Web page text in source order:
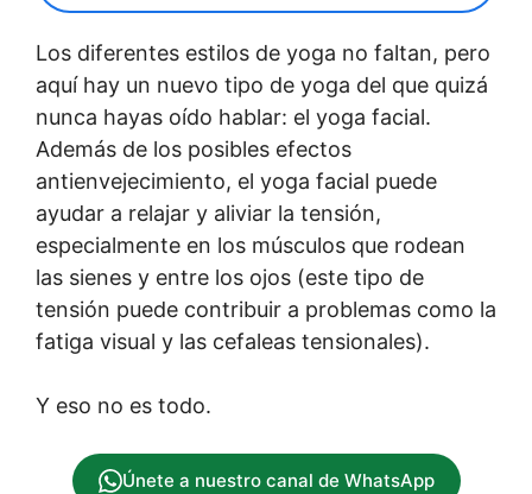
Los diferentes estilos de yoga no faltan, pero
aquí hay un nuevo tipo de yoga del que quizá
nunca hayas oído hablar: el yoga facial.
Además de los posibles efectos
antienvejecimiento, el yoga facial puede
ayudar a relajar y aliviar la tensión,
especialmente en los músculos que rodean
las sienes y entre los ojos (este tipo de
tensión puede contribuir a problemas como la
fatiga visual y las cefaleas tensionales).
Y eso no es todo.
Únete a nuestro canal de WhatsApp